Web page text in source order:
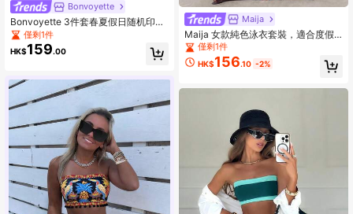
Bonvoyette
Bonvoyette 3件套春夏假日随机印花
咖啡色不对称珍珠装饰抹胸比基尼上
衣、下装和褶皱前裙性感女士泳装套
装，带罩衫，适合度假穿着，串珠女
僅剩1件
HK$159.00
Maija
Maija 女款純色泳衣套裝，適合度假
與海灘僅剩1件
HK$156.10 -2%